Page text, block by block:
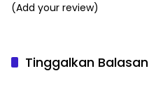
(Add your review)
Tinggalkan Balasan